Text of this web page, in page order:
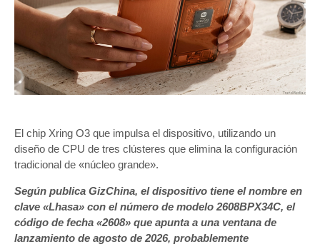
El chip Xring O3 que impulsa el dispositivo, utilizando un
diseño de CPU de tres clústeres que elimina la configuración
tradicional de «núcleo grande».
Según publica GizChina, el dispositivo tiene el nombre en
clave «Lhasa» con el número de modelo 2608BPX34C, el
código de fecha «2608» que apunta a una ventana de
lanzamiento de agosto de 2026, probablemente